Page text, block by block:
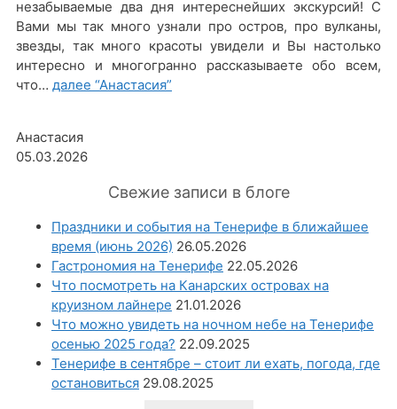
незабываемые два дня интереснейших экскурсий! С
Вами мы так много узнали про остров, про вулканы,
звезды, так много красоты увидели и Вы настолько
интересно и многогранно рассказываете обо всем,
что… далее “Анастасия”
Анастасия
05.03.2026
Свежие записи в блоге
Праздники и события на Тенерифе в ближайшее
время (июнь 2026) 26.05.2026
Гастрономия на Тенерифе 22.05.2026
Что посмотреть на Канарских островах на
круизном лайнере 21.01.2026
Что можно увидеть на ночном небе на Тенерифе
осенью 2025 года? 22.09.2025
Тенерифе в сентябре – стоит ли ехать, погода, где
остановиться 29.08.2025